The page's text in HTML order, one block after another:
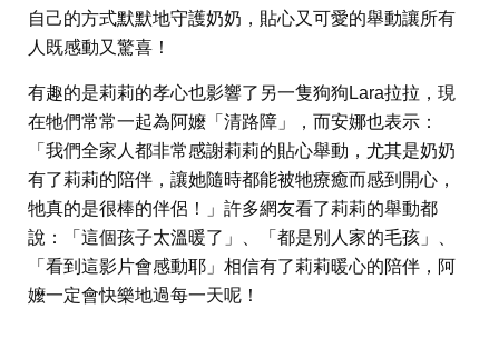
自己的方式默默地守護奶奶，貼心又可愛的舉動讓所有
人既感動又驚喜！
有趣的是莉莉的孝心也影響了另一隻狗狗Lara拉拉，現
在牠們常常一起為阿嬤「清路障」，而安娜也表示：
「我們全家人都非常感謝莉莉的貼心舉動，尤其是奶奶
有了莉莉的陪伴，讓她隨時都能被牠療癒而感到開心，
牠真的是很棒的伴侶！」許多網友看了莉莉的舉動都
說：「這個孩子太溫暖了」、「都是別人家的毛孩」、
「看到這影片會感動耶」相信有了莉莉暖心的陪伴，阿
嬤一定會快樂地過每一天呢！